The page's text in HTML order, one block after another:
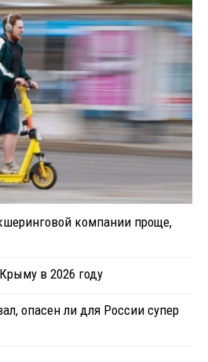
компании проще,
в 2026 году
опасен ли для России супер